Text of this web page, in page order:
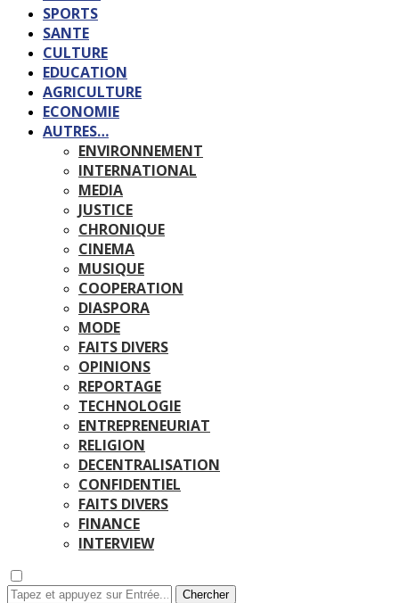
SPORTS
SANTE
CULTURE
EDUCATION
AGRICULTURE
ECONOMIE
AUTRES…
ENVIRONNEMENT
INTERNATIONAL
MEDIA
JUSTICE
CHRONIQUE
CINEMA
MUSIQUE
COOPERATION
DIASPORA
MODE
FAITS DIVERS
OPINIONS
REPORTAGE
TECHNOLOGIE
ENTREPRENEURIAT
RELIGION
DECENTRALISATION
CONFIDENTIEL
FAITS DIVERS
FINANCE
INTERVIEW
Chercher